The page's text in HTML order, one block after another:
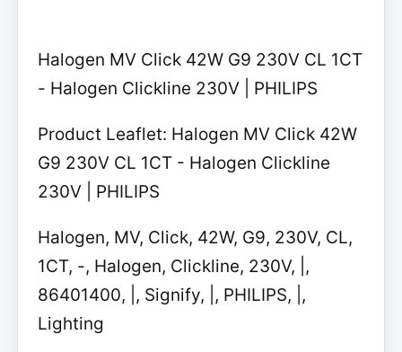
Halogen MV Click 42W G9 230V CL 1CT
- Halogen Clickline 230V | PHILIPS
Product Leaflet: Halogen MV Click 42W
G9 230V CL 1CT - Halogen Clickline
230V | PHILIPS
Halogen, MV, Click, 42W, G9, 230V, CL,
1CT, -, Halogen, Clickline, 230V, |,
86401400, |, Signify, |, PHILIPS, |,
Lighting